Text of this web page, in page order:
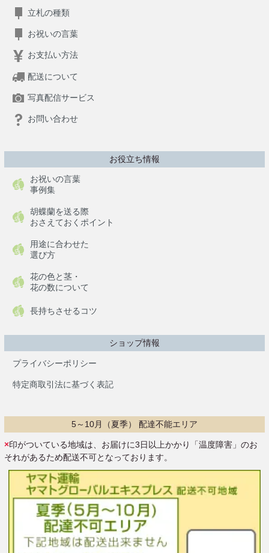
立札の種類
お祝いの言葉
お支払い方法
配送について
写真配信サービス
お問い合わせ
お役立ち情報
お祝いの言葉
事例集
胡蝶蘭を送る際
おさえておくポイント
用途に合わせた
選び方
花の色と茎・
花の数について
長持ちさせるコツ
ショップ情報
プライバシーポリシー
特定商取引法に基づく表記
5～10月（夏季） 配達不能エリア
×印がついている地域は、お届けに3日以上かかり「温度障害」のお
それがあるため配送不可となっております。